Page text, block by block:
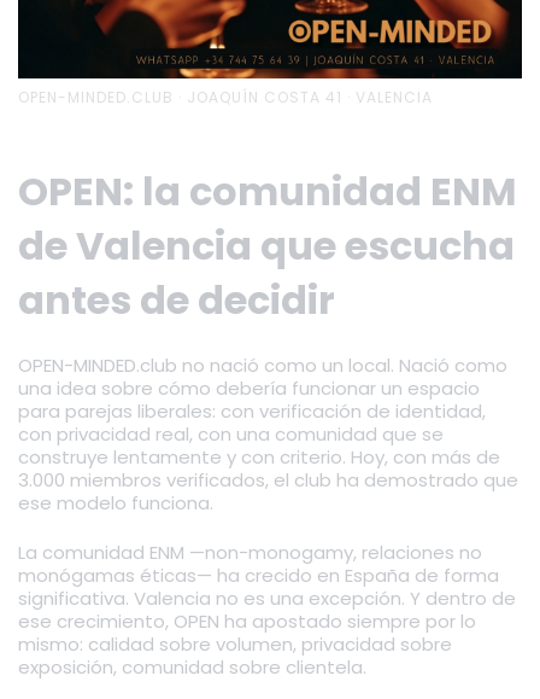
OPEN-MINDED.CLUB · JOAQUÍN COSTA 41 · VALENCIA
OPEN: la comunidad ENM
de Valencia que escucha
antes de decidir
OPEN-MINDED.club no nació como un local. Nació como
una idea sobre cómo debería funcionar un espacio
para parejas liberales: con verificación de identidad,
con privacidad real, con una comunidad que se
construye lentamente y con criterio. Hoy, con más de
3.000 miembros verificados, el club ha demostrado que
ese modelo funciona.
La comunidad ENM —non-monogamy, relaciones no
monógamas éticas— ha crecido en España de forma
significativa. Valencia no es una excepción. Y dentro de
ese crecimiento, OPEN ha apostado siempre por lo
mismo: calidad sobre volumen, privacidad sobre
exposición, comunidad sobre clientela.